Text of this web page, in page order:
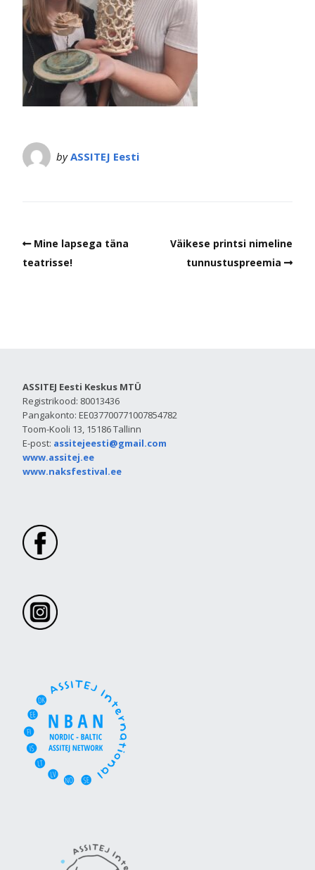
byASSITEJ Eesti
Mine lapsega täna
teatrisse!
Väikese printsi nimeline
tunnustuspreemia
ASSITEJ Eesti Keskus MTÜ
Registrikood: 80013436
Pangakonto: EE037700771007854782
Toom-Kooli 13, 15186 Tallinn
E-post: assitejeesti@gmail.com
www.assitej.ee
www.naksfestival.ee